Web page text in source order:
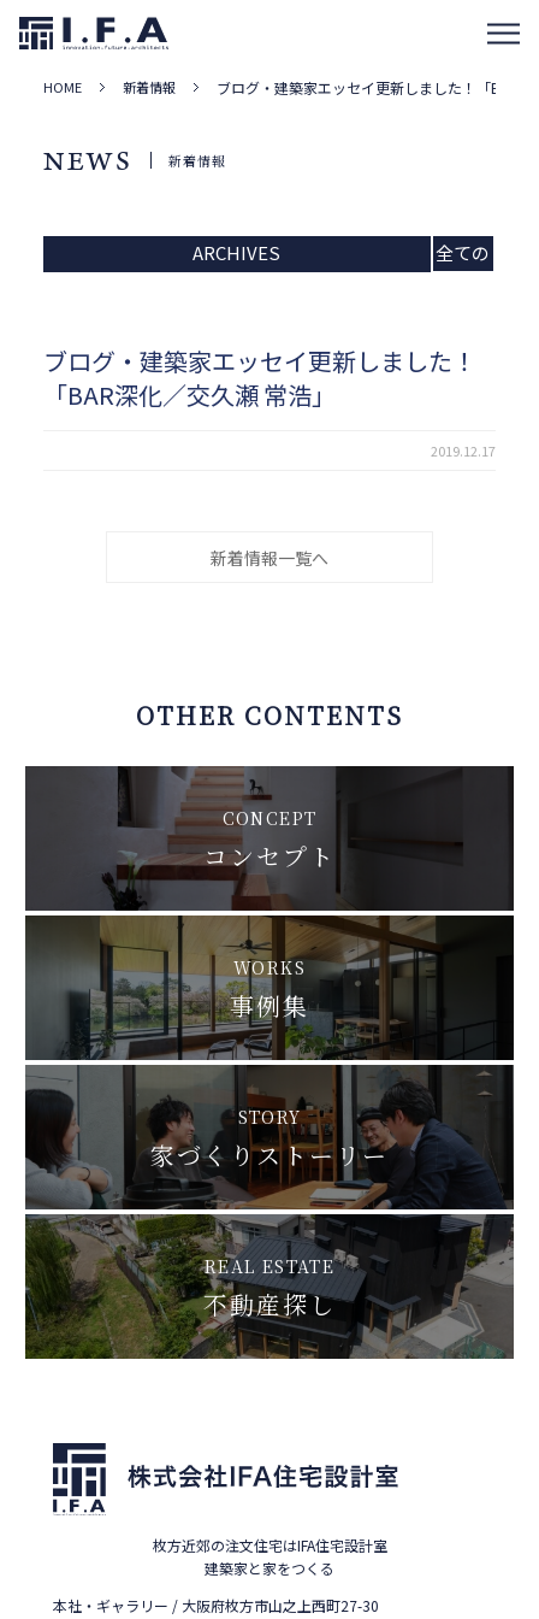
HOME 新着情報 ブログ・建築家エッセイ更新しました！「BAR
NEWS 新着情報
ARCHIVES
全ての
ブログ・建築家エッセイ更新しました！
「BAR深化／交久瀬 常浩」
2019.12.17
新着情報一覧へ
OTHER CONTENTS
CONCEPT
コンセプト
WORKS
事例集
STORY
家づくりストーリー
REAL ESTATE
不動産探し
枚方近郊の注文住宅はIFA住宅設計室
建築家と家をつくる
本社・ギャラリー / 大阪府枚方市山之上西町27-30